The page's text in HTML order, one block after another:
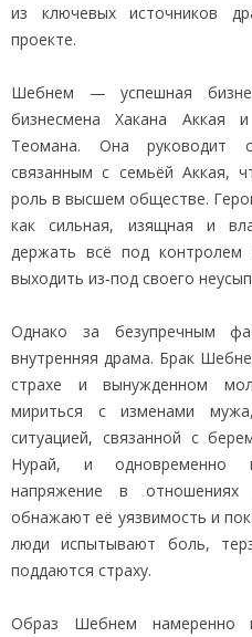
из ключевых источников
проекте.
Шебнем — успешная
бизнесмена Хакана
Теомана. Она руководит
связанным с семьёй Аккая,
роль в высшем обществе.
как сильная, изящная и
держать всё под
выходить из‑под своего
Однако за безупречным
внутренняя драма. Брак
страхе и вынужденном
мириться с изменами
ситуацией, связанной с
Нурай, и одновременно
напряжение в
обнажают её уязвимость и
люди испытывают боль,
поддаются страху.
Образ Шебнем намеренно